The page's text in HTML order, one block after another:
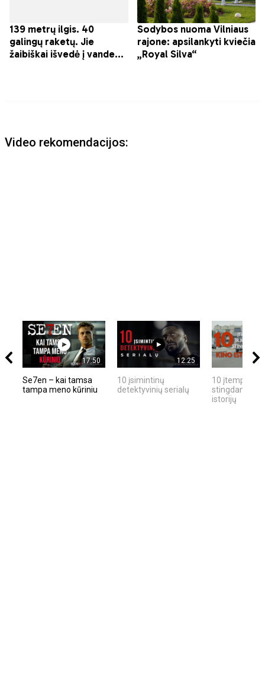
Video rekomendacijos:
17:50
Se7en – kai tamsa
tampa meno kūriniu
12:25
10 įsimintinų
detektyvinių serialų
10 įtemptų,
stingdančių
istorijų